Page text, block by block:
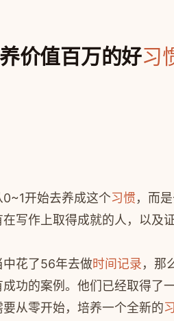
价值百万的好习
开始去养成这个习惯，而
写作上取得成就的人，以及
中花了56年去做时间记录，那
功的案例。他们已经取得了
从零开始，培养一个全新的